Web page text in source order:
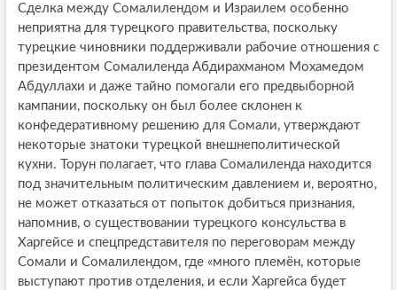
Сделка между Сомалилендом и Израилем особенно
неприятна для турецкого правительства, поскольку
турецкие чиновники поддерживали рабочие отношения с
президентом Сомалиленда Абдирахманом Мохамедом
Абдуллахи и даже тайно помогали его предвыборной
кампании, поскольку он был более склонен к
конфедеративному решению для Сомали, утверждают
некоторые знатоки турецкой внешнеполитической
кухни. Торун полагает, что глава Сомалиленда находится
под значительным политическим давлением и, вероятно,
не может отказаться от попыток добиться признания,
напомнив, о существовании турецкого консульства в
Харгейсе и спецпредставителя по переговорам между
Сомали и Сомалилендом, где «много племён, которые
выступают против отделения, и если Харгейса будет